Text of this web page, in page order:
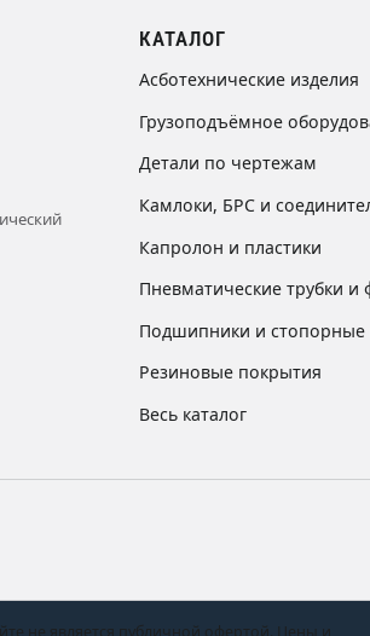
КАТАЛОГ
Асботехнические изделия
Грузоподъёмное
Детали по чертежам
Камлоки, БРС и
Капролон и пластики
Пневматические трубки и
Подшипники и стопорные
Резиновые покрытия
Весь каталог
не является публичной офертой. Цены и